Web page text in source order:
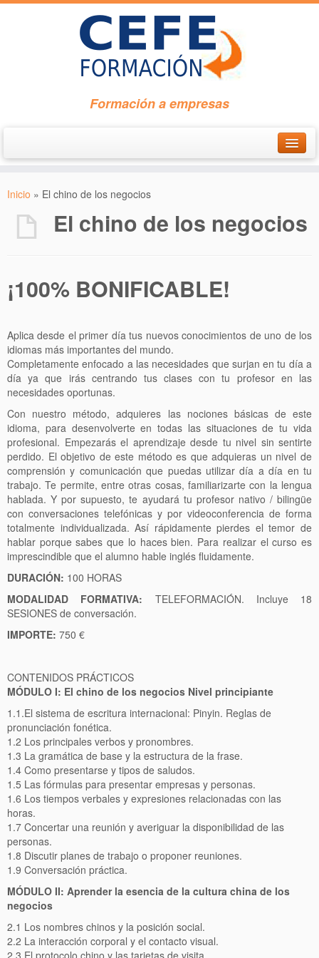
Formación a empresas
Matriculación
Doble Garantía
Formación Transversal
Noticias
Inicio » El chino de los negocios
El chino de los negocios
¡100% BONIFICABLE!
Aplica desde el primer día tus nuevos conocimientos de uno de los
idiomas más importantes del mundo.
Completamente enfocado a las necesidades que surjan en tu día a
día ya que irás centrando tus clases con tu profesor en las
necesidades oportunas.
Con nuestro método, adquieres las nociones básicas de este
idioma, para desenvolverte en todas las situaciones de tu vida
profesional. Empezarás el aprendizaje desde tu nivel sin sentirte
perdido. El objetivo de este método es que adquieras un nivel de
comprensión y comunicación que puedas utilizar día a día en tu
trabajo. Te permite, entre otras cosas, familiarizarte con la lengua
hablada. Y por supuesto, te ayudará tu profesor nativo / bilingüe
con conversaciones telefónicas y por videoconferencia de forma
totalmente individualizada. Así rápidamente pierdes el temor de
hablar porque sabes que lo haces bien. Para realizar el curso es
imprescindible que el alumno hable inglés fluidamente.
DURACIÓN: 100 HORAS
MODALIDAD FORMATIVA: TELEFORMACIÓN. Incluye 18
SESIONES de conversación.
IMPORTE: 750 €
CONTENIDOS PRÁCTICOS
MÓDULO I: El chino de los negocios Nivel principiante
1.1.El sistema de escritura internacional: Pinyin. Reglas de
pronunciación fonética.
1.2 Los principales verbos y pronombres.
1.3 La gramática de base y la estructura de la frase.
1.4 Como presentarse y tipos de saludos.
1.5 Las fórmulas para presentar empresas y personas.
1.6 Los tiempos verbales y expresiones relacionadas con las
horas.
1.7 Concertar una reunión y averiguar la disponibilidad de las
personas.
1.8 Discutir planes de trabajo o proponer reuniones.
1.9 Conversación práctica.
MÓDULO II: Aprender la esencia de la cultura china de los
negocios
2.1 Los nombres chinos y la posición social.
2.2 La interacción corporal y el contacto visual.
2.3 El protocolo chino y las tarjetas de visita.